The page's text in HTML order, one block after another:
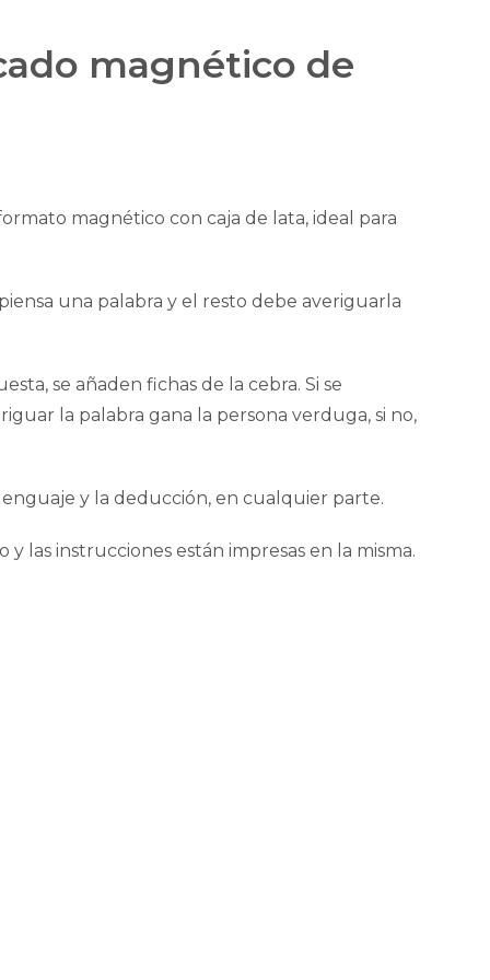
magnético de
magnético con caja de lata, ideal para
una palabra y el resto debe averiguarla
se añaden fichas de la cebra. Si se
la palabra gana la persona verduga, si no,
y la deducción, en cualquier parte.
las instrucciones están impresas en la misma.